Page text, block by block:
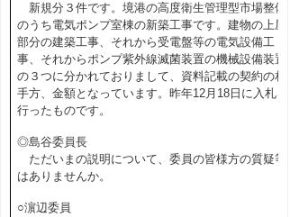
新規分３件です。境港の高度衛生管理型市場整備
のうち電気ポンプ室棟の新築工事です。建物の上屋
部分の建築工事、それから受電盤等の電気設備工
事、それからポンプ紫外線滅菌装置の機械設備装置
の３つに分かれておりまして、資料記載の契約の相
手方、金額となっています。昨年12月18日に入札を
行ったものです。
◎島谷委員長
ただいまの説明について、委員の皆様方の質疑等
はありませんか。
○濵辺委員